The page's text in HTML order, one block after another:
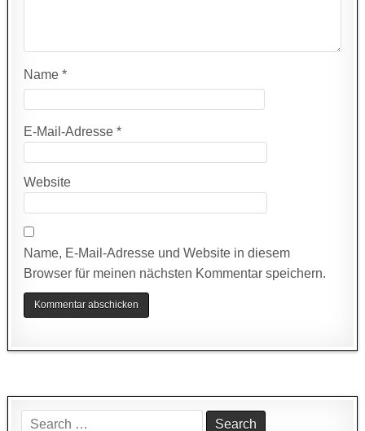
Name*
E-Mail-Adresse*
Website
Name, E-Mail-Adresse und Website in diesem
Browser für meinen nächsten Kommentar speichern.
Search